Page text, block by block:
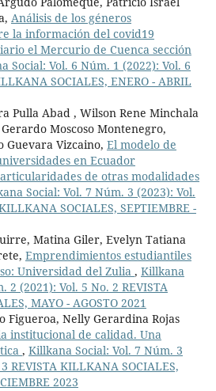
Análisis de los géneros
la información del covid19
el Mercurio de Cuenca sección
Social: Vol. 6 Núm. 1 (2022): Vol. 6
SOCIALES, ENERO - ABRIL
Pulla Abad , Wilson Rene Minchala
Moscoso Montenegro,
Guevara Vizcaino, El modelo de
en Ecuador
de otras modalidades
Social: Vol. 7 Núm. 3 (2023): Vol.
SOCIALES, SEPTIEMBRE -
Matina Giler, Evelyn Tatiana
Emprendimientos estudiantiles
Universidad del Zulia , Killkana
2 (2021): Vol. 5 No. 2 REVISTA
MAYO - AGOSTO 2021
Figueroa, Nelly Gerardina Rojas
institucional de calidad. Una
, Killkana Social: Vol. 7 Núm. 3
REVISTA KILLKANA SOCIALES,
2023